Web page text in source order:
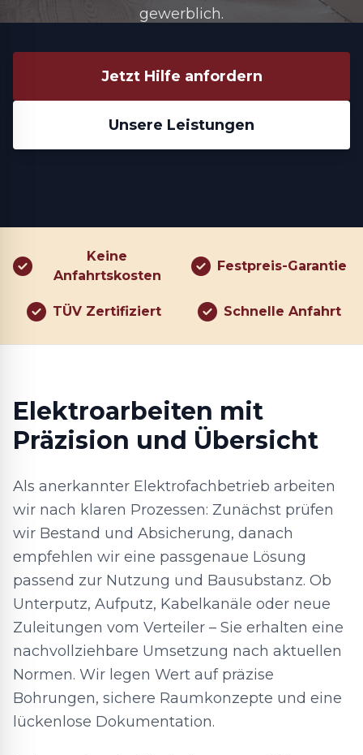
gewerblich.
Jetzt Hilfe anfordern
Unsere Leistungen
Keine
Anfahrtskosten
Festpreis-Garantie
TÜV Zertifiziert Schnelle Anfahrt
Elektroarbeiten mit
Präzision und Übersicht
Als anerkannter Elektrofachbetrieb arbeiten
wir nach klaren Prozessen: Zunächst prüfen
wir Bestand und Absicherung, danach
empfehlen wir eine passgenaue Lösung
passend zur Nutzung und Bausubstanz. Ob
Unterputz, Aufputz, Kabelkanäle oder neue
Zuleitungen vom Verteiler – Sie erhalten eine
nachvollziehbare Umsetzung nach aktuellen
Normen. Wir legen Wert auf präzise
Bohrungen, sichere Raumkonzepte und eine
lückenlose Dokumentation.